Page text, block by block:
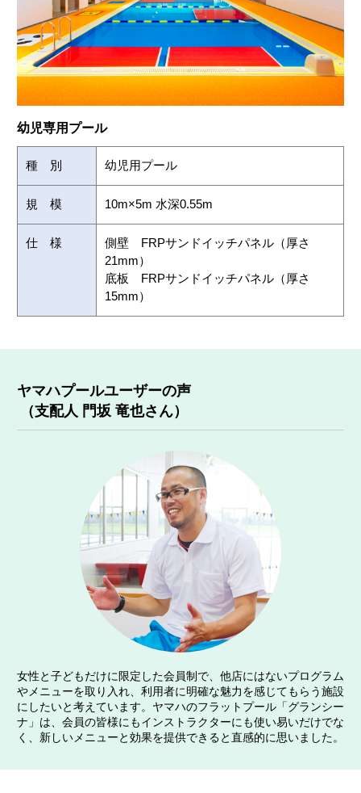
幼児専用プール
種 別 幼児用プール
規 模 10m×5m 水深0.55m
仕 様
側壁 FRPサンドイッチパネル（厚さ
21mm）
底板 FRPサンドイッチパネル（厚さ
15mm）
ヤマハプールユーザーの声
（支配人 門坂 竜也さん）
女性と子どもだけに限定した会員制で、他店にはないプログラム
やメニューを取り入れ、利用者に明確な魅力を感じてもらう施設
にしたいと考えています。ヤマハのフラットプール「グランシー
ナ」は、会員の皆様にもインストラクターにも使い易いだけでな
く、新しいメニューと効果を提供できると直感的に思いました。